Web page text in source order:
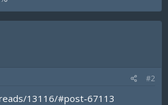
#2
13116/#post-67113